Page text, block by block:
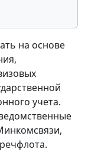
на основе
учета.